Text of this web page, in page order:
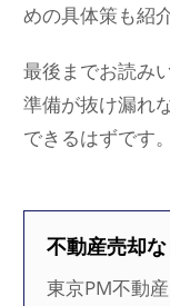
めの具体策も紹
最後までお読み
準備が抜け漏れ
できるはずです。
不動産売却
東京PM不動